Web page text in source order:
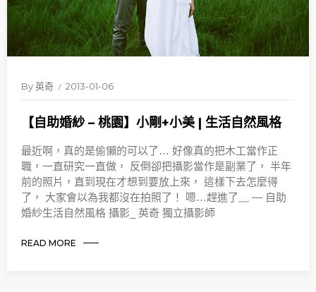
By英奇 2013-01-06
【自助婚紗 – 桃園】小剛+小美 | 生活自然風格
最近啊，真的是偷懶的可以了… 好像真的把木工當作正
職，一直研究一直做， 反倒卻把攝影當作是副業了， 半年
前的照片，直到現在才想到要放上來， 這樣下去怎麼得
了， 大家會以為我都沒在拍照了！ 嗯…趕進了﹏ — 自助
婚紗生活自然風格 攝影_ 英奇 獨立攝影師
READ MORE